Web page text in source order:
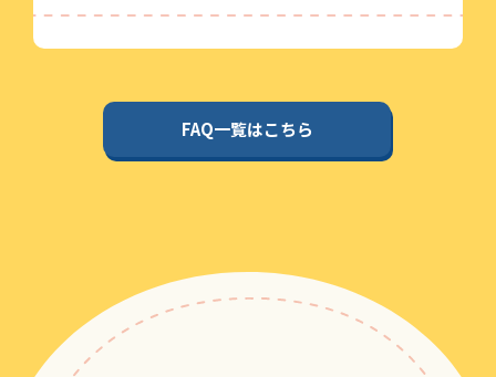
FAQ一覧はこちら